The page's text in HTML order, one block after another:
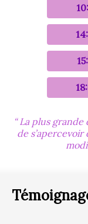
La plus grande
de